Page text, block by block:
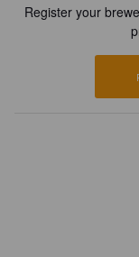
Register your